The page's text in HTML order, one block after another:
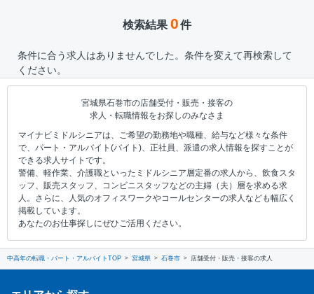
検索結果 0件
条件に合う求人はありませんでした。条件を変えて再検索して
ください。
宮城県石巻市の店舗受付・販売・接客の
求人・転職情報をお探しのみなさま
マイナビミドルシニアは、ご希望の勤務地や職種、給与など様々な条件
で、パート・アルバイト(バイト)、正社員、派遣の求人情報を探すことが
できる求人サイトです。
警備、軽作業、介護職といったミドルシニア層定番の求人から、飲食スタ
ッフ、販売スタッフ、コンビニスタッフなどの主婦（夫）層を求める求
人。さらに、人気のオフィスワークやコールセンターの求人なども幅広く
掲載しています。
あなたのお仕事探しにぜひご活用ください。
中高年の転職・パート・アルバイトTOP 宮城県 石巻市 店舗受付・販売・接客の求人